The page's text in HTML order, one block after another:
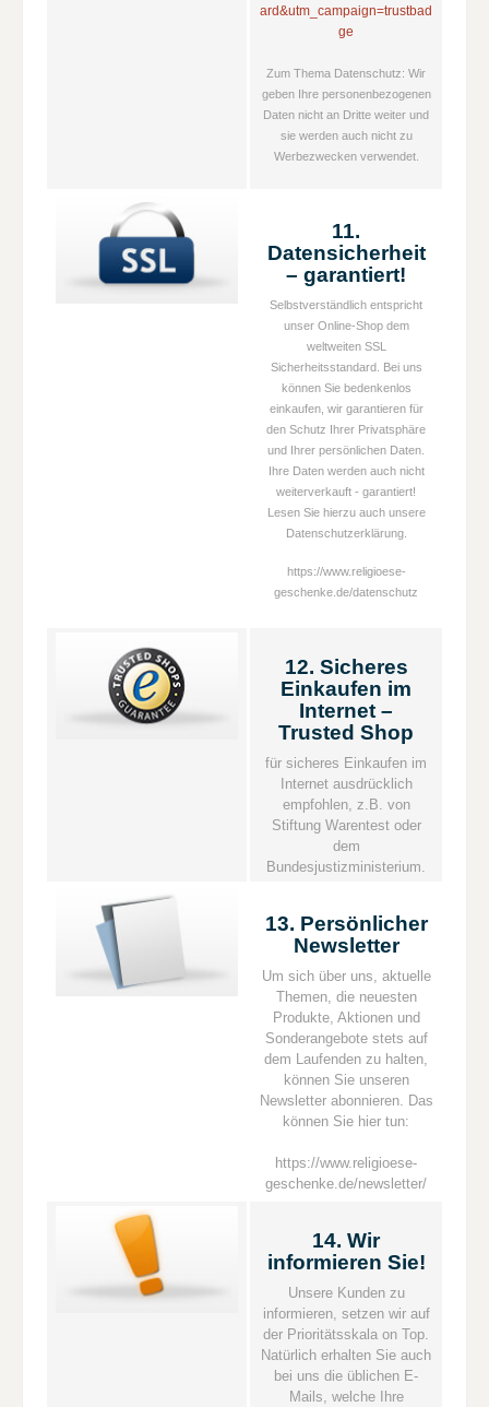
ard&utm_campaign=trustbad
ge
Zum Thema Datenschutz: Wir
geben Ihre personenbezogenen
Daten nicht an Dritte weiter und
sie werden auch nicht zu
Werbezwecken verwendet.
11.
Datensicherheit
– garantiert!
Selbstverständlich entspricht
unser Online-Shop dem
weltweiten SSL
Sicherheitsstandard. Bei uns
können Sie bedenkenlos
einkaufen, wir garantieren für
den Schutz Ihrer Privatsphäre
und Ihrer persönlichen Daten.
Ihre Daten werden auch nicht
weiterverkauft - garantiert!
Lesen Sie hierzu auch unsere
Datenschutzerklärung.
https://www.religioese-
geschenke.de/datenschutz
12. Sicheres
Einkaufen im
Internet –
Trusted Shop
für sicheres Einkaufen im
Internet ausdrücklich
empfohlen, z.B. von
Stiftung Warentest oder
dem
Bundesjustizministerium.
13. Persönlicher
Newsletter
Um sich über uns, aktuelle
Themen, die neuesten
Produkte, Aktionen und
Sonderangebote stets auf
dem Laufenden zu halten,
können Sie unseren
Newsletter abonnieren. Das
können Sie hier tun:
https://www.religioese-
geschenke.de/newsletter/
14. Wir
informieren Sie!
Unsere Kunden zu
informieren, setzen wir auf
der Prioritätsskala on Top.
Natürlich erhalten Sie auch
bei uns die üblichen E-
Mails, welche Ihre